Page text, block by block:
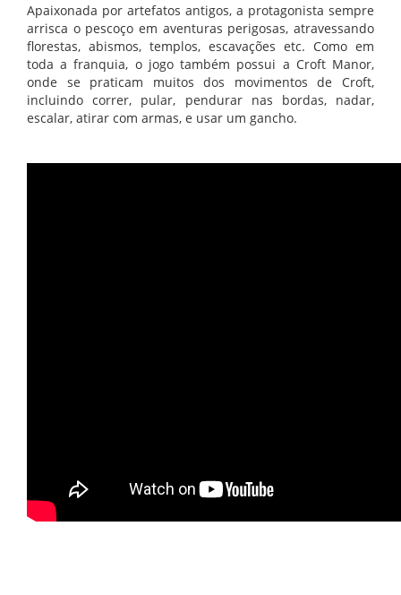
Apaixonada por artefatos antigos, a protagonista sempre
arrisca o pescoço em aventuras perigosas, atravessando
florestas, abismos, templos, escavações etc. Como em
toda a franquia, o jogo também possui a Croft Manor,
onde se praticam muitos dos movimentos de Croft,
incluindo correr, pular, pendurar nas bordas, nadar,
escalar, atirar com armas, e usar um gancho.